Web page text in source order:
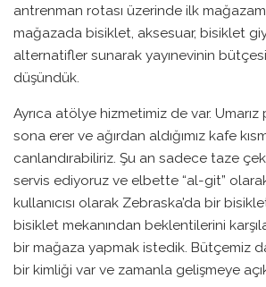
antrenman rotası üzerinde ilk
mağazada bisiklet, aksesuar, bisiklet
alternatifler sunarak yayınevinin
düşündük.
Ayrıca atölye hizmetimiz de var.
sona erer ve ağırdan aldığımız kafe
canlandırabiliriz. Şu an sadece taze
servis ediyoruz ve elbette “al-git”
kullanıcısı olarak Zebraska’da bir
bisiklet mekanından beklentilerini
bir mağaza yapmak istedik. Bütçemiz
bir kimliği var ve zamanla gelişmeye